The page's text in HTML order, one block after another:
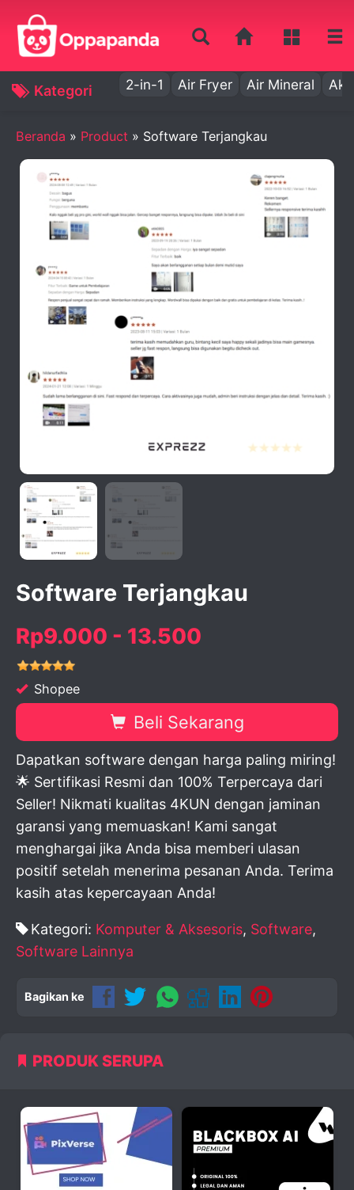
Kategori 2-in-1 Air Fryer Air Mineral Aki
Beranda » Product » Software Terjangkau
activate zoom
Software Terjangkau
Rp9.000 - 13.500
Shopee
Beli Sekarang
Dapatkan software dengan harga paling miring!
🌟 Sertifikasi Resmi dan 100% Terpercaya dari
Seller! Nikmati kualitas 4KUN dengan jaminan
garansi yang memuaskan! Kami sangat
menghargai jika Anda bisa memberi ulasan
positif setelah menerima pesanan Anda. Terima
kasih atas kepercayaan Anda!
Kategori: Komputer & Aksesoris, Software,
Software Lainnya
Bagikan ke
PRODUK SERUPA